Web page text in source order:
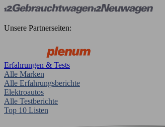
Unsere Partnerseiten:
Erfahrungen & Tests
Alle Marken
Alle Erfahrungsberichte
Elektroautos
Alle Testberichte
Top 10 Listen